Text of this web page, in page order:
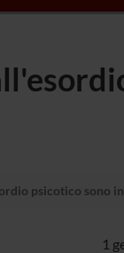
psicotico sono
1